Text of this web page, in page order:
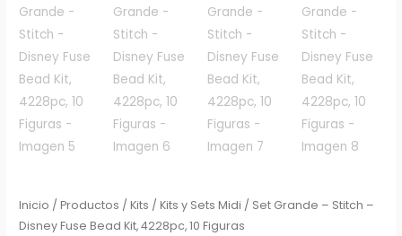
Inicio /Productos /Kits /Kits y Sets Midi / Set Grande – Stitch –
Disney Fuse Bead Kit, 4228pc, 10 Figuras